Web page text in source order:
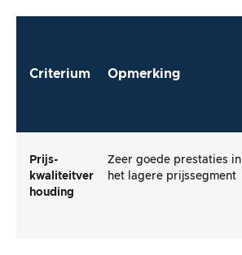
Criterium Opmerking
Prijs-
kwaliteitver
houding
Zeer goede prestaties in
het lagere prijssegment